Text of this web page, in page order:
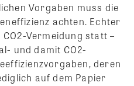
Vorgaben muss die
achten. Echter
Vermeidung statt –
und damit CO2-
deren
auf dem Papier